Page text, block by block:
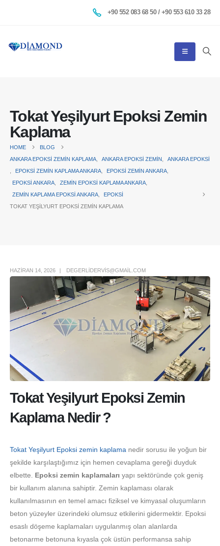
+90 552 083 68 50 / +90 553 610 33 28
Tokat Yeşilyurt Epoksi Zemin
Kaplama
HOME
BLOG
ANKARA EPOKSI ZEMIN KAPLAMA
ANKARA EPOKSI ZEMIN
ANKARA EPOKSI
EPOKSI ZEMIN KAPLAMA ANKARA EPOKSI ZEMIN ANKARA
EPOKSI ANKARA
ZEMIN EPOKSI KAPLAMA ANKARA
ZEMIN KAPLAMA EPOKSI ANKARA
EPOKSI
TOKAT YEŞILYURT EPOKSI ZEMIN KAPLAMA
HAZIRAN 14, 2026 DEGERLIDERVIS@GMAIL.COM
Tokat Yeşilyurt Epoksi Zemin
Kaplama Nedir ?
Tokat Yeşilyurt Epoksi zemin kaplama nedir sorusu ile yoğun bir
şekilde karşılaştığımız için hemen cevaplama gereği duyduk
elbette. Epoksi zemin kaplamaları yapı sektöründe çok geniş
bir kullanım alanına sahiptir. Zemin kaplaması olarak
kullanılmasının en temel amacı fiziksel ve kimyasal oluşumların
beton yüzeyler üzerindeki olumsuz etkilerini gidermektir. Epoksi
esaslı döşeme kaplamaları uygulanmış olan alanlarda
betonarme betonuna kıyasla çok üstün performansa sahip
Author Box